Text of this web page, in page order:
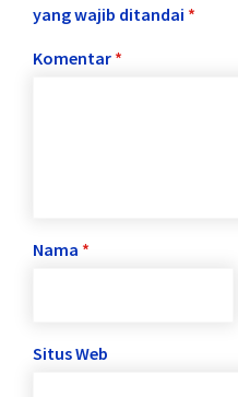
yang wajib ditandai *
Komentar *
Nama *
Situs Web